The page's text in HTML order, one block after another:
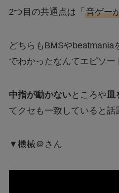
2つ目の共通点は「 音ゲー
どちらもBMSやbeatmania
でわかったなんてエピソー
中指が動かないところや皿
てクセも一致していると話
▼機械＠さん